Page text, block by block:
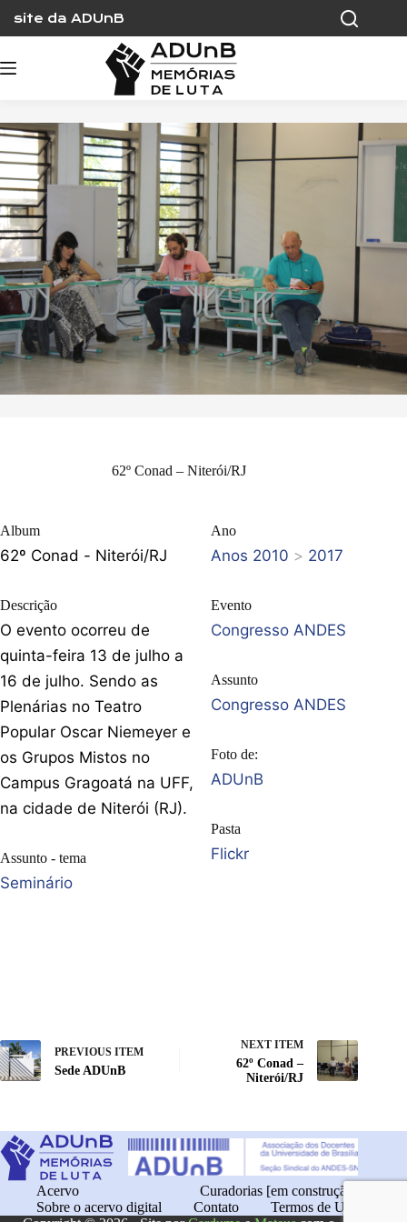
content
site da ADUnB
62º Conad – Niterói/RJ
Album
62º Conad - Niterói/RJ
Descrição
O evento ocorreu de
quinta-feira 13 de julho a
16 de julho. Sendo as
Plenárias no Teatro
Popular Oscar Niemeyer e
os Grupos Mistos no
Campus Gragoatá na UFF,
na cidade de Niterói (RJ).
Assunto - tema
Seminário
Ano
Anos 2010 > 2017
Evento
Congresso ANDES
Assunto
Congresso ANDES
Foto de:
ADUnB
Pasta
Flickr
PREVIOUS ITEM
Sede ADUnB
NEXT ITEM
62º Conad –
Niterói/RJ
Acervo
Curadorias [em construção]
Sobre o acervo digital
Contato
Termos de Uso